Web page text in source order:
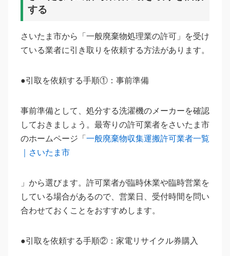
する
さいたま市から「一般廃棄物処理業の許可」を受け
ている業者に引き取りを依頼する方法があります。
●引取を依頼する手順①：事前準備
事前準備として、処分する洗濯機のメーカーを確認
しておきましょう。最寄りの許可業者をさいたま市
のホームページ「 一般廃棄物収集運搬許可業者一覧
｜さいたま市
」から選びます。許可業者が臨時休業や臨時営業を
している場合があるので、営業日、受付時間を問い
合わせておくことをおすすめします。
●引取を依頼する手順②：家電リサイクル券購入